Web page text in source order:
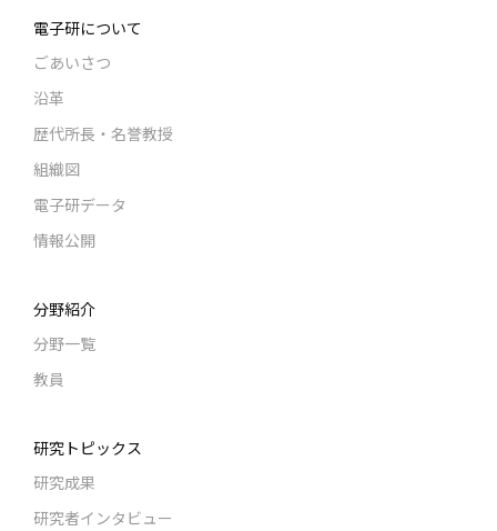
電子研について
ごあいさつ
沿革
歴代所長・名誉教授
組織図
電子研データ
情報公開
分野紹介
分野一覧
教員
研究トピックス
研究成果
研究者インタビュー